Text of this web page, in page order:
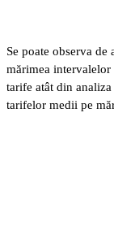
Se poate observa
mărimea intervalelor
tarife atât din
tarifelor medii pe